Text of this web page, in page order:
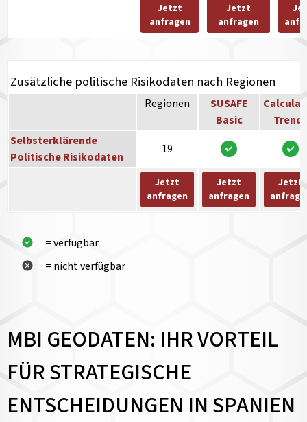
Jetzt
anfragen
Jetzt
anfragen
Zusätzliche politische Risikodaten nach Regionen
Regionen
SUSAFE
Basic
Trends
Selbsterklärende
Politische Risikodaten
19
Jetzt
anfragen
Jetzt
anfragen
Jetzt
= verfügbar
= nicht verfügbar
MBI GEODATEN: IHR VORTEIL
FÜR STRATEGISCHE
ENTSCHEIDUNGEN IN SPANIEN